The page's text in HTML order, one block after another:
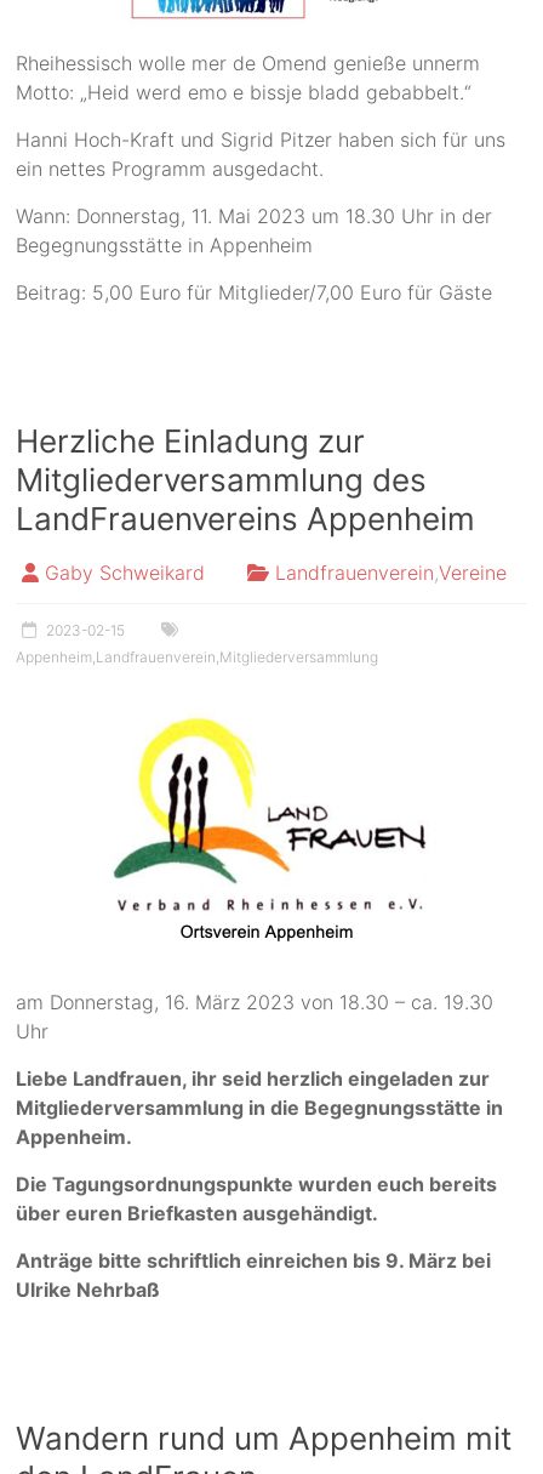
Rheihessisch wolle mer de Omend genieße unnerm
Motto: „Heid werd emo e bissje bladd gebabbelt.“
Hanni Hoch-Kraft und Sigrid Pitzer haben sich für uns
ein nettes Programm ausgedacht.
Wann: Donnerstag, 11. Mai 2023 um 18.30 Uhr in der
Begegnungsstätte in Appenheim
Beitrag: 5,00 Euro für Mitglieder/7,00 Euro für Gäste
Herzliche Einladung zur
Mitgliederversammlung des
LandFrauenvereins Appenheim
Gaby Schweikard Landfrauenverein,Vereine
2023-02-15
Appenheim,Landfrauenverein,Mitgliederversammlung
am Donnerstag, 16. März 2023 von 18.30 – ca. 19.30
Uhr
Liebe Landfrauen, ihr seid herzlich eingeladen zur
Mitgliederversammlung in die Begegnungsstätte in
Appenheim.
Die Tagungsordnungspunkte wurden euch bereits
über euren Briefkasten ausgehändigt.
Anträge bitte schriftlich einreichen bis 9. März bei
Ulrike Nehrbaß
Wandern rund um Appenheim mit